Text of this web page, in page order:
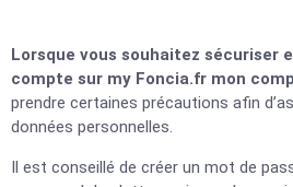
Lorsque vous souhaitez sécuriser
compte sur my Foncia.fr mon
prendre certaines précautions afin
données personnelles.
Il est conseillé de créer un mot de